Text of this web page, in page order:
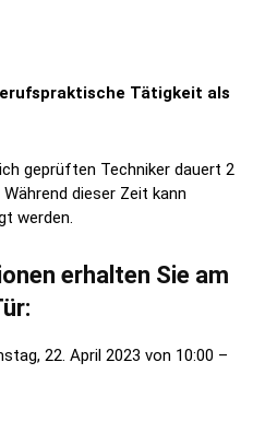
Tätigkeit als
geprüften Techniker dauert 2
dieser Zeit kann
werden.
erhalten Sie am
22. April 2023 von 10:00 –